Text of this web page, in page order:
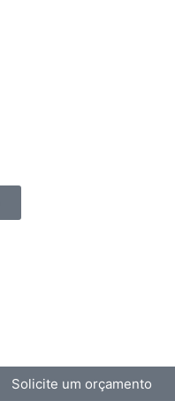
Solicite um orçamento